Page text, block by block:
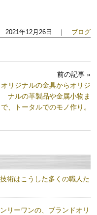
2021年12月26日 ｜ ブログ
前の記事 »
オリジナルの金具からオリジ
ナルの革製品や金属小物ま
で、トータルでのモノ作り。
術はこうした多くの職人た
リーワンの、ブランドオリ